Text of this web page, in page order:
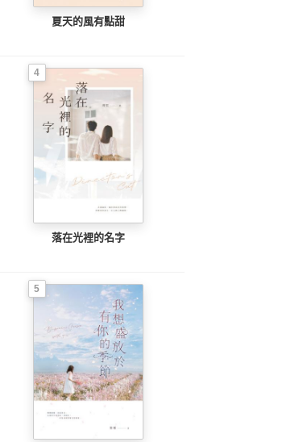
夏天的風有點甜
4
落在光裡的名字
5